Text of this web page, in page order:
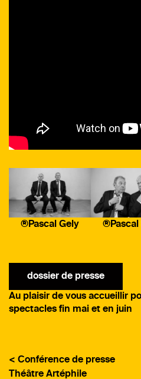
®Pascal Gely ®Pascal
dossier de presse
Au plaisir de vous accueillir
spectacles fin mai et en juin
< Conférence de presse
Théâtre Artéphile